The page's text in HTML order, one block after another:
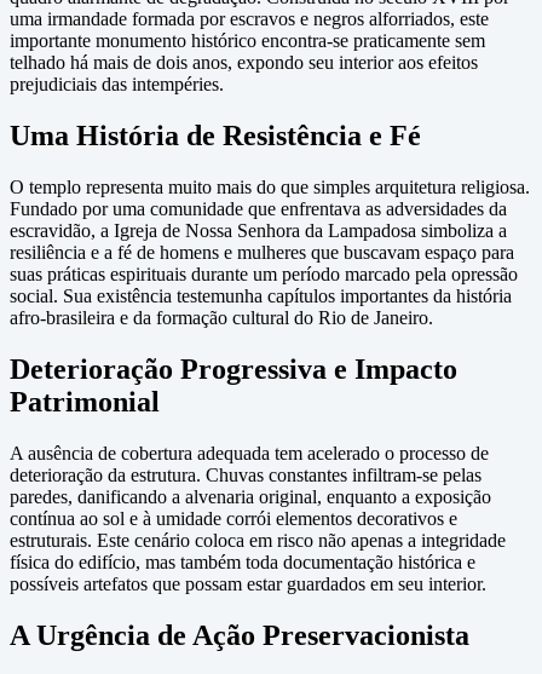
uma irmandade formada por escravos e negros alforriados, este
importante monumento histórico encontra-se praticamente sem
telhado há mais de dois anos, expondo seu interior aos efeitos
prejudiciais das intempéries.
Uma História de Resistência e Fé
O templo representa muito mais do que simples arquitetura religiosa.
Fundado por uma comunidade que enfrentava as adversidades da
escravidão, a Igreja de Nossa Senhora da Lampadosa simboliza a
resiliência e a fé de homens e mulheres que buscavam espaço para
suas práticas espirituais durante um período marcado pela opressão
social. Sua existência testemunha capítulos importantes da história
afro-brasileira e da formação cultural do Rio de Janeiro.
Deterioração Progressiva e Impacto
Patrimonial
A ausência de cobertura adequada tem acelerado o processo de
deterioração da estrutura. Chuvas constantes infiltram-se pelas
paredes, danificando a alvenaria original, enquanto a exposição
contínua ao sol e à umidade corrói elementos decorativos e
estruturais. Este cenário coloca em risco não apenas a integridade
física do edifício, mas também toda documentação histórica e
possíveis artefatos que possam estar guardados em seu interior.
A Urgência de Ação Preservacionista